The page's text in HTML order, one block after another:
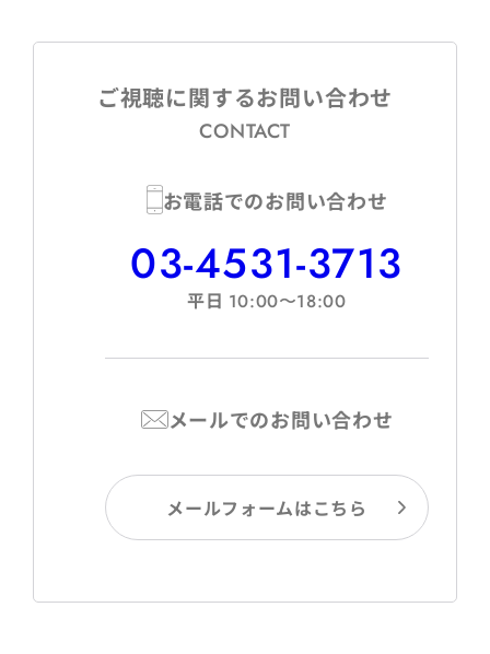
ご視聴に関するお問い合わせ
CONTACT
お電話でのお問い合わせ
03-4531-3713
平日 10:00〜18:00
メールでのお問い合わせ
メールフォームはこちら